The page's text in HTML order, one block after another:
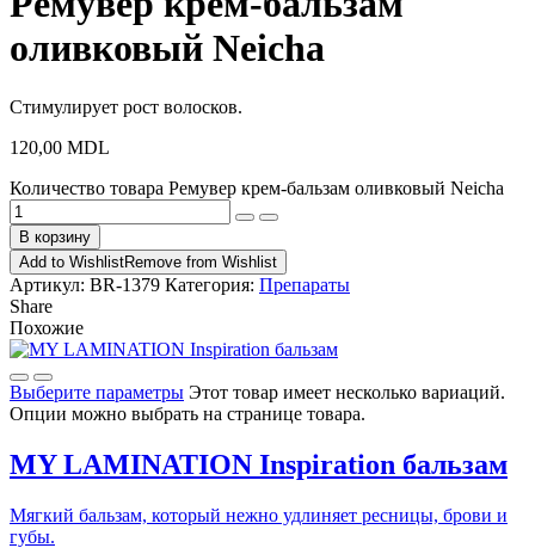
оливковый Neicha
Стимулирует рост волосков.
120,00 MDL
Количество товара Ремувер крем-бальзам оливковый Neicha
В корзину
Add to WishlistRemove from Wishlist
Артикул: BR-1379 Категория: Препараты
Share
Похожие
Выберите параметры Этот товар имеет несколько вариаций.
Опции можно выбрать на странице товара.
MY LAMINATION Inspiration бальзам
Мягкий бальзам, который нежно удлиняет ресницы, брови и
губы.